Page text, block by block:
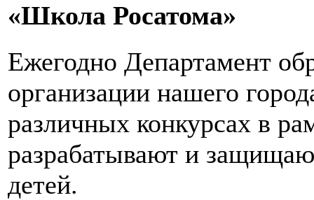
«Школа Росатома»
Ежегодно Департамент
организации нашего
различных конкурсах в
разрабатывают и
детей.